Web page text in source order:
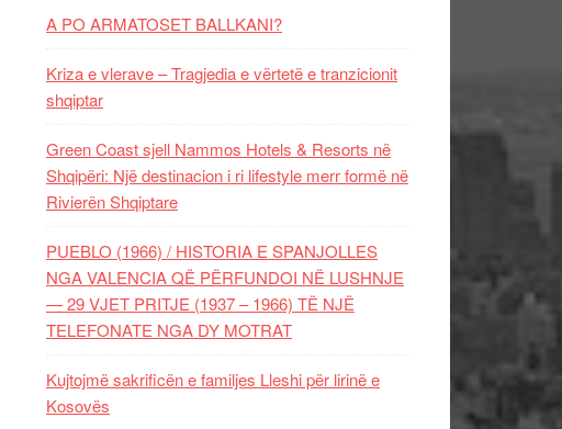
A PO ARMATOSET BALLKANI?
Kriza e vlerave – Tragjedia e vërtetë e tranzicionit
shqiptar
Green Coast sjell Nammos Hotels & Resorts në
Shqipëri: Një destinacion i ri lifestyle merr formë në
Rivierën Shqiptare
PUEBLO (1966) / HISTORIA E SPANJOLLES
NGA VALENCIA QË PËRFUNDOI NË LUSHNJE
— 29 VJET PRITJE (1937 – 1966) TË NJË
TELEFONATE NGA DY MOTRAT
Kujtojmë sakrificën e familjes Lleshi për lirinë e
Kosovës